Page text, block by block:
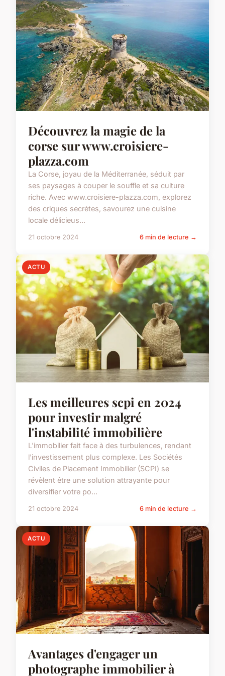
Découvrez la magie de la
corse sur www.croisiere-
plazza.com
La Corse, joyau de la Méditerranée, séduit par
ses paysages à couper le souffle et sa culture
riche. Avec www.croisiere-plazza.com, explorez
des criques secrètes, savourez une cuisine
locale délicieus...
21 octobre 2024 6 min de lecture →
ACTU
Les meilleures scpi en 2024
pour investir malgré
l'instabilité immobilière
L'immobilier fait face à des turbulences, rendant
l'investissement plus complexe. Les Sociétés
Civiles de Placement Immobilier (SCPI) se
révèlent être une solution attrayante pour
diversifier votre po...
21 octobre 2024 6 min de lecture →
ACTU
Avantages d'engager un
photographe immobilier à